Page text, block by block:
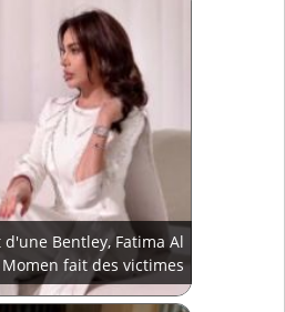
Bentley, Fatima Al
Momen fait des victimes